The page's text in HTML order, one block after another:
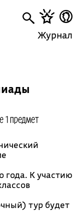
Журнал
1 предмет
года. К участию
тур будет